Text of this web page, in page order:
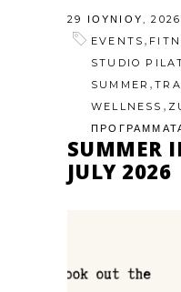
29 ΙΟΥΝΊΟΥ, 2026
EVENTS ,
STUDIO
SUMMER ,
WELLNESS ,
SUMMER
JULY 2026